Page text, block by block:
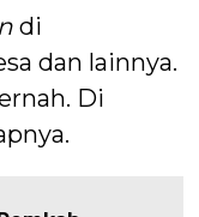
di
dan lainnya.
Di